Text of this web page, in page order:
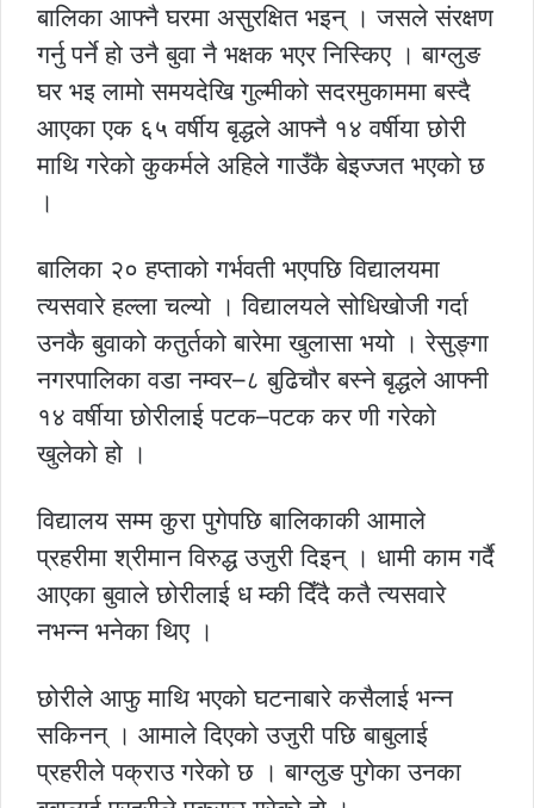
बालिका आफ्नै घरमा असुरक्षित भइन् । जसले संरक्षण
गर्नु पर्ने हो उनै बुवा नै भक्षक भएर निस्किए । बाग्लुङ
घर भइ लामो समयदेखि गुल्मीको सदरमुकाममा बस्दै
आएका एक ६५ वर्षीय बृद्धले आफ्नै १४ वर्षीया छोरी
माथि गरेको कुकर्मले अहिले गाउँकै बेइज्जत भएको छ
।
बालिका २० हप्ताको गर्भवती भएपछि विद्यालयमा
त्यसवारे हल्ला चल्यो । विद्यालयले सोधिखोजी गर्दा
उनकै बुवाको कतुर्तको बारेमा खुलासा भयो । रेसुङ्गा
नगरपालिका वडा नम्वर–८ बुढिचौर बस्ने बृद्धले आफ्नी
१४ वर्षीया छोरीलाई पटक–पटक कर णी गरेको
खुलेको हो ।
विद्यालय सम्म कुरा पुगेपछि बालिकाकी आमाले
प्रहरीमा श्रीमान विरुद्ध उजुरी दिइन् । धामी काम गर्दै
आएका बुवाले छोरीलाई ध म्की दिँदै कतै त्यसवारे
नभन्न भनेका थिए ।
छोरीले आफु माथि भएको घटनाबारे कसैलाई भन्न
सकिनन् । आमाले दिएको उजुरी पछि बाबुलाई
प्रहरीले पक्राउ गरेको छ । बाग्लुङ पुगेका उनका